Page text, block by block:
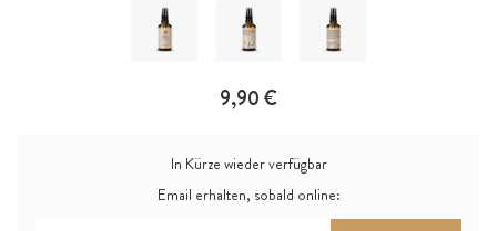
9,90 €
In Kürze wieder verfügbar
Email erhalten, sobald online: